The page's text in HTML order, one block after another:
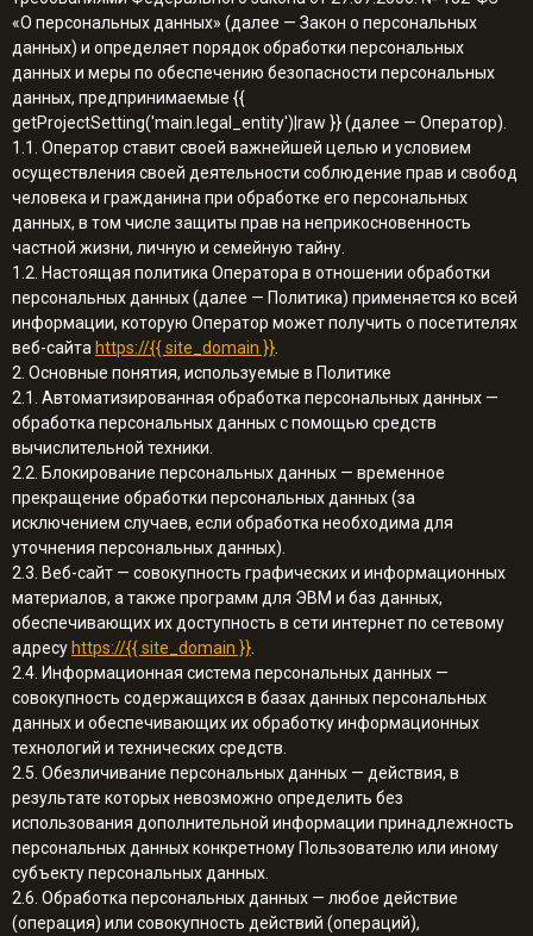
«О персональных данных» (далее — Закон о персональных
данных) и определяет порядок обработки персональных
данных и меры по обеспечению безопасности персональных
данных, предпринимаемые {{
getProjectSetting('main.legal_entity')|raw }} (далее — Оператор).
1.1. Оператор ставит своей важнейшей целью и условием
осуществления своей деятельности соблюдение прав и свобод
человека и гражданина при обработке его персональных
данных, в том числе защиты прав на неприкосновенность
частной жизни, личную и семейную тайну.
1.2. Настоящая политика Оператора в отношении обработки
персональных данных (далее — Политика) применяется ко всей
информации, которую Оператор может получить о посетителях
веб-сайта https://{{ site_domain }}
2. Основные понятия, используемые в Политике
2.1. Автоматизированная обработка персональных данных —
обработка персональных данных с помощью средств
вычислительной техники.
2.2. Блокирование персональных данных — временное
прекращение обработки персональных данных (за
исключением случаев, если обработка необходима для
уточнения персональных данных).
2.3. Веб-сайт — совокупность графических и информационных
материалов, а также программ для ЭВМ и баз данных,
обеспечивающих их доступность в сети интернет по сетевому
адресу https://{{ site_domain }}
2.4. Информационная система персональных данных —
совокупность содержащихся в базах данных персональных
данных и обеспечивающих их обработку информационных
технологий и технических средств.
2.5. Обезличивание персональных данных — действия, в
результате которых невозможно определить без
использования дополнительной информации принадлежность
персональных данных конкретному Пользователю или иному
субъекту персональных данных.
2.6. Обработка персональных данных — любое действие
(операция) или совокупность действий (операций),